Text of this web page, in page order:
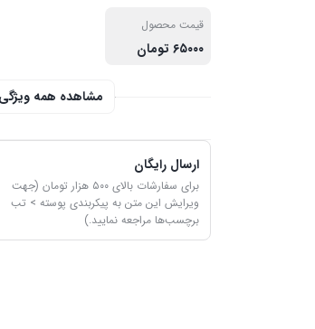
قیمت محصول
۶۵۰۰۰ تومان
مشاهده همه
ارسال رایگان
برای سفارشات بالای ۵۰۰ هزار تومان (جهت
ویرایش این متن به پیکربندی پوسته > تب
برچسب‌ها مراجعه نمایید.)